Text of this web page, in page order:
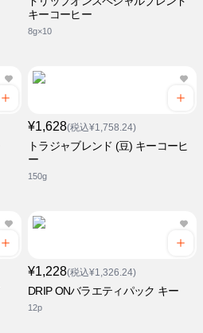
キーコーヒー
8g×10
¥1,628(税込¥1,758.24)
トラジャブレンド (豆) キーコーヒ
ー
150g
¥1,228(税込¥1,326.24)
DRIP ONバラエティパック キー
12p